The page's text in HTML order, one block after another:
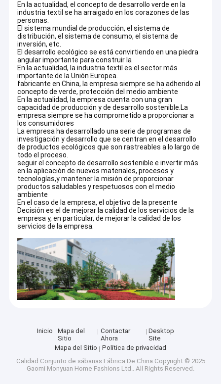
En la actualidad, el concepto de desarrollo verde en la
industria textil se ha arraigado en los corazones de las
personas.
El sistema mundial de producción, el sistema de
distribución, el sistema de consumo, el sistema de
inversión, etc.
El desarrollo ecológico se está convirtiendo en una piedra
angular importante para construir la
En la actualidad, la industria textil es el sector más
importante de la Unión Europea.
fabricante en China, la empresa siempre se ha adherido al
concepto de verde, protección del medio ambiente
En la actualidad, la empresa cuenta con una gran
capacidad de producción y de desarrollo sostenible.La
empresa siempre se ha comprometido a proporcionar a
los consumidores
La empresa ha desarrollado una serie de programas de
investigación y desarrollo que se centran en el desarrollo
de productos ecológicos que son rastreables a lo largo de
todo el proceso.
seguir el concepto de desarrollo sostenible e invertir más
en la aplicación de nuevos materiales, procesos y
tecnologías,y mantener la misión de proporcionar
productos saludables y respetuosos con el medio
ambiente
En el caso de la empresa, el objetivo de la presente
Decisión es el de mejorar la calidad de los servicios de la
empresa y, en particular, de mejorar la calidad de los
servicios de la empresa.
Inicio
Mapa del
Sitio
Contactar
Ahora
Desktop
Site
Mapa del Sitio
Política de privacidad
Calidad Conjunto de sábanas Fábrica De China.Copyright © 2025
Gaomi Monyuan Home Fashions Ltd.. All Rights Reserved.